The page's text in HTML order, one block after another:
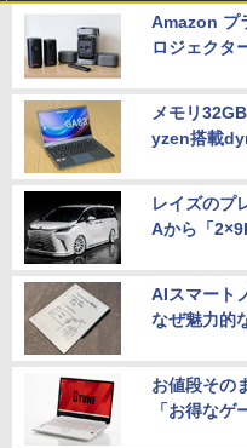
Amazon プ
ロジェクタ
メモリ
yzen搭載
レイズのプ
Aから「
AIスマート
なぜ魅力的
お値段その
「お得なゲ